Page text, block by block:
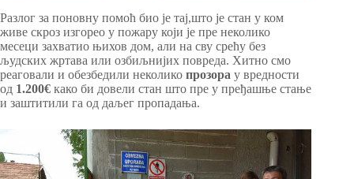
Разлог за поновну помоћ био је тај,што је стан у ком
живе скроз изгорео у пожару који је пре неколико
месеци захватио њихов дом, али на сву срећу без
људских жртава или озбиљнијих повреда. Хитно смо
реаговали и обезбедили неколико прозора у вредности
од 1.200€ како би довели стан што пре у пређашње стање
и заштитили га од даљег пропадања.